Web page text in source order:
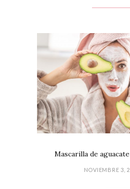
Mascarilla de
NOVIEMBRE 3,